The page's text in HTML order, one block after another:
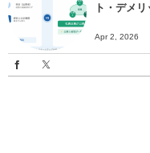
ト・デメ
Apr 2, 2026